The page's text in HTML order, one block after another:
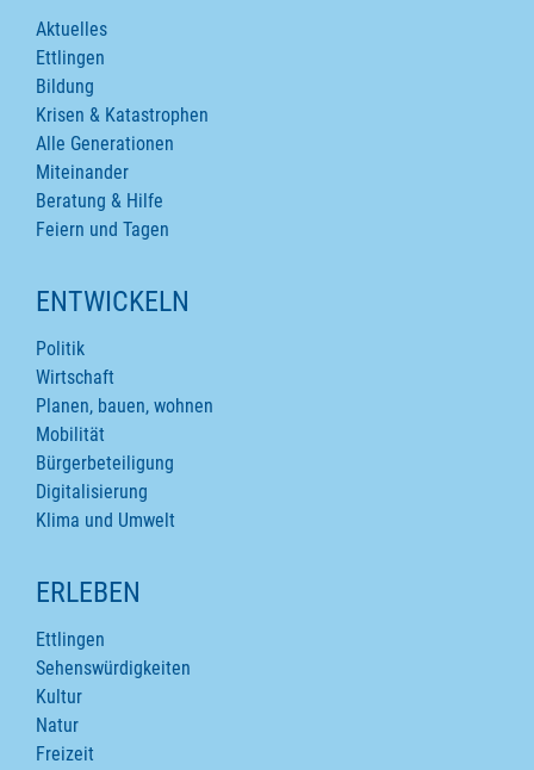
Aktuelles
Ettlingen
Bildung
Krisen & Katastrophen
Alle Generationen
Miteinander
Beratung & Hilfe
Feiern und Tagen
ENTWICKELN
Politik
Wirtschaft
Planen, bauen, wohnen
Mobilität
Bürgerbeteiligung
Digitalisierung
Klima und Umwelt
ERLEBEN
Ettlingen
Sehenswürdigkeiten
Kultur
Natur
Freizeit